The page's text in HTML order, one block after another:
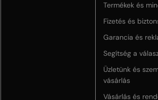
Termékek és
Fizetés és
Garancia és
Segítség a
Üzletünk és
vásárlás
Vásárlás és